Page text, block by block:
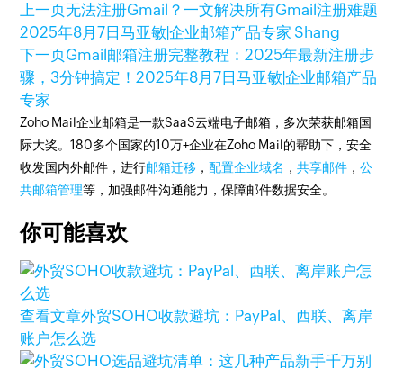
上一页无法注册Gmail？一文解决所有Gmail注册难题
2025年8月7日马亚敏|企业邮箱产品专家 Shang
下一页Gmail邮箱注册完整教程：2025年最新注册步
骤，3分钟搞定！2025年8月7日马亚敏|企业邮箱产品
专家
Zoho Mail企业邮箱是一款SaaS云端电子邮箱，多次荣获邮箱国
际大奖。180多个国家的10万+企业在Zoho Mail的帮助下，安全
收发国内外邮件，进行邮箱迁移 ，配置企业域名 ，共享邮件 ，公
共邮箱管理等，加强邮件沟通能力，保障邮件数据安全。
你可能喜欢
查看文章外贸SOHO收款避坑：PayPal、西联、离岸
账户怎么选